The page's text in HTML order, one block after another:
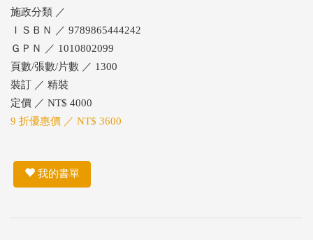
施政分類 ／
ＩＳＢＮ ／ 9789865444242
ＧＰＮ ／ 1010802099
頁數/張數/片數 ／ 1300
裝訂 ／ 精裝
定價 ／ NT$ 4000
9 折優惠價 ／ NT$ 3600
我的書單